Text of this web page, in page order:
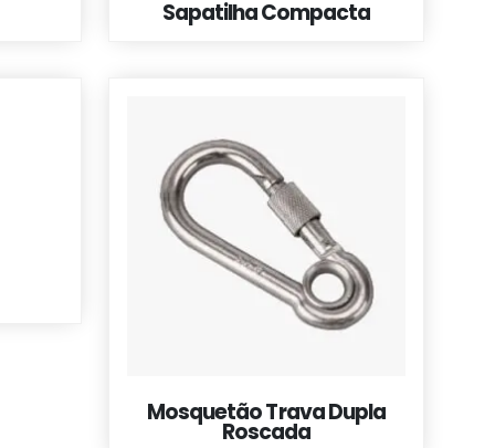
Sapatilha Compacta
Mosquetão Trava Dupla
Roscada